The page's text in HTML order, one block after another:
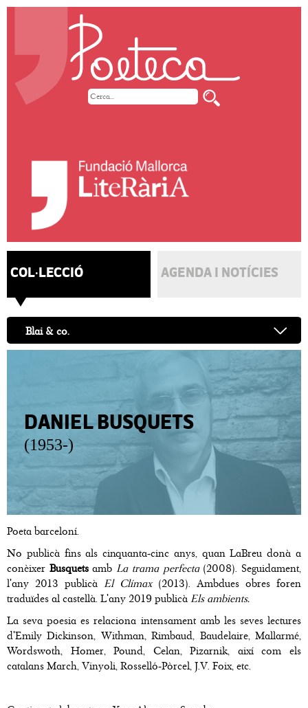
COL·LECCIÓ AGENDA I NOTÍCIES
Blai & co.
DANIEL BUSQUETS
(1953-)
Poeta barceloní.
No publicà fins als cinquanta-cinc anys, quan LaBreu donà a
conèixer BusquetsambLa trama perfecta (2008). Seguidament,
l'any 2013 publicà El Clímax (2013). Ambdues obres foren
traduïdes al castellà. L'any 2019 publicà Els ambients.
La seva poesia es relaciona intensament amb les seves lectures
d'Emily Dickinson, Withman, Rimbaud, Baudelaire, Mallarmé,
Wordswoth, Homer, Pound, Celan, Pizarnik, així com els
catalans March, Vinyoli, Rosselló-Pòrcel, J.V. Foix, etc.